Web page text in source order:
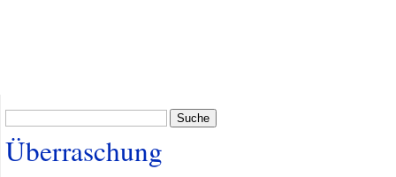
Suche
Überraschung